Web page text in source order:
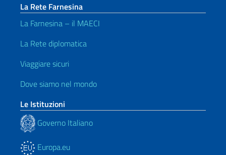
La Rete Farnesina
La Farnesina – il MAECI
La Rete diplomatica
Viaggiare sicuri
Dove siamo nel mondo
Le Istituzioni
Governo Italiano
Europa.eu